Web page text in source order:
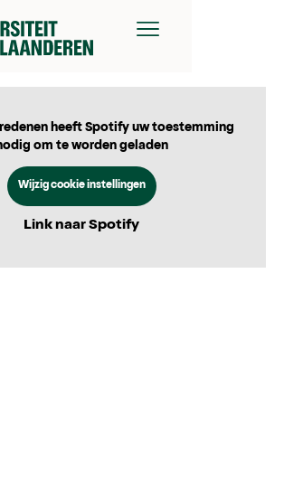
heeft Spotify uw toestemming
om te worden geladen
Wijzig cookie instellingen
Link naar Spotify